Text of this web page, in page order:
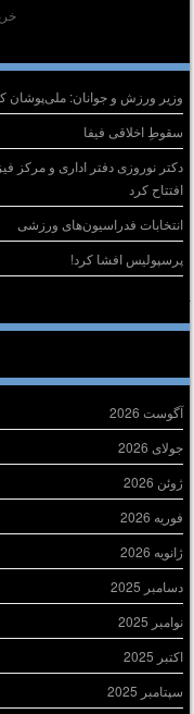
وزیر ورزش و جوانان: ملی‌پوشان
سقوطِ اخلاقی فیفا
دکتر نوروزی دفتر اداری و مرکز
افتتاح کرد
انتخابات فدراسیون‌های ورزشی
پرسپولیس افشا کرد!
آگوست 2026
جولای 2026
ژوئن 2026
فوریه 2026
ژانویه 2026
دسامبر 2025
نوامبر 2025
اکتبر 2025
سپتامبر 2025